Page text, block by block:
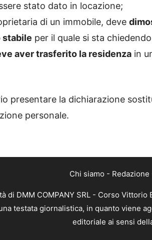
stato dato in locazione;
di un immobile, deve
stabile per il quale si sta chiedendo
aver trasferito la residenza in
presentare la dichiarazione
personale.
Chi siamo - Redazione
DMM COMPANY SRL - Corso
testata giornalistica, in quanto viene
editoriale ai sensi